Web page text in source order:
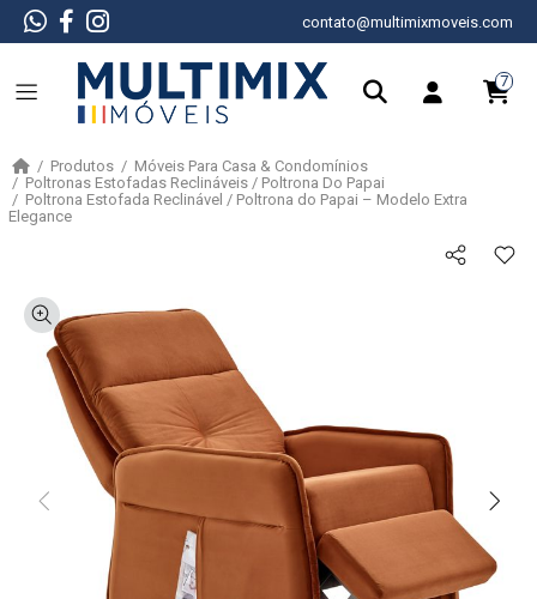
contato@multimixmoveis.com
7
Produtos
Móveis Para Casa & Condomínios
Poltronas Estofadas Reclináveis / Poltrona Do Papai
Poltrona Estofada Reclinável / Poltrona do Papai – Modelo Extra
Elegance